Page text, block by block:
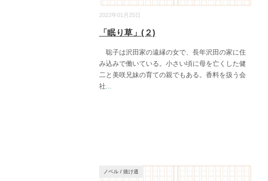
2022年01月25日
「眠り草」(２)
聡子は沢田家の遠縁の女で、長年沢田の家に住
み込みで働いている。小さい頃に母を亡くした健
二と美咲兄妹の育ての親でもある。香料を扱う会
社...
ノベル/ 抜け道